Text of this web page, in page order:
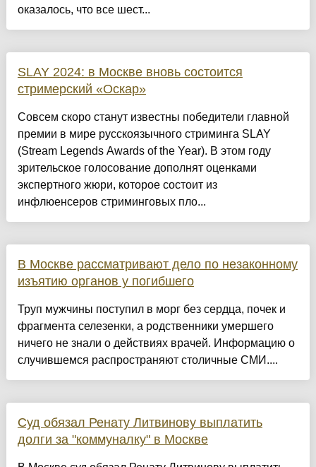
оказалось, что все шест...
SLAY 2024: в Москве вновь состоится
стримерский «Оскар»
Совсем скоро станут известны победители главной
премии в мире русскоязычного стриминга SLAY
(Stream Legends Awards of the Year). В этом году
зрительское голосование дополнят оценками
экспертного жюри, которое состоит из
инфлюенсеров стриминговых пло...
В Москве рассматривают дело по незаконному
изъятию органов у погибшего
Труп мужчины поступил в морг без сердца, почек и
фрагмента селезенки, а родственники умершего
ничего не знали о действиях врачей. Информацию о
случившемся распространяют столичные СМИ....
Суд обязал Ренату Литвинову выплатить
долги за "коммуналку" в Москве